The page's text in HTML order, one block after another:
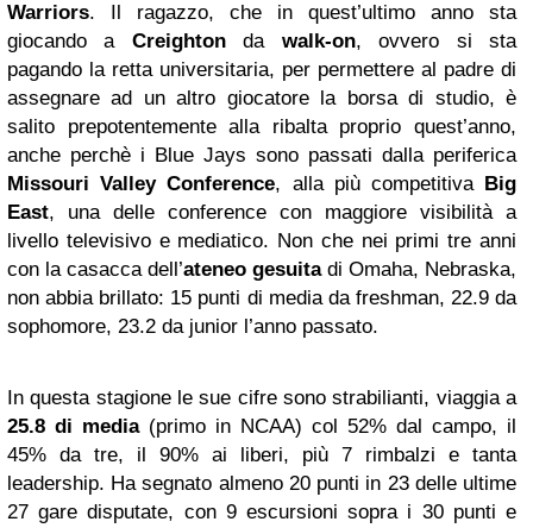
Warriors. Il ragazzo, che in quest’ultimo anno sta
giocando a Creightonda walk-on, ovvero si sta
pagando la retta universitaria, per permettere al padre di
assegnare ad un altro giocatore la borsa di studio, è
salito prepotentemente alla ribalta proprio quest’anno,
anche perchè i Blue Jays sono passati dalla periferica
Missouri Valley Conference, alla più competitiva Big
East, una delle conference con maggiore visibilità a
livello televisivo e mediatico. Non che nei primi tre anni
con la casacca dell’ateneo gesuitadi Omaha, Nebraska,
non abbia brillato: 15 punti di media da freshman, 22.9 da
sophomore, 23.2 da junior l’anno passato.
In questa stagione le sue cifre sono strabilianti, viaggia a
25.8 di media(primo in NCAA) col 52% dal campo, il
45% da tre, il 90% ai liberi, più 7 rimbalzi e tanta
leadership. Ha segnato almeno 20 punti in 23 delle ultime
27 gare disputate, con 9 escursioni sopra i 30 punti e